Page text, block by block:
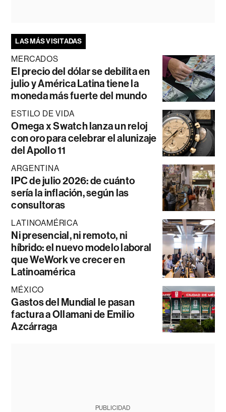
LAS MÁS VISITADAS
MERCADOS
El precio del dólar se debilita en
julio y América Latina tiene la
moneda más fuerte del mundo
ESTILO DE VIDA
Omega x Swatch lanza un reloj
con oro para celebrar el alunizaje
del Apollo 11
ARGENTINA
IPC de julio 2026: de cuánto
sería la inflación, según las
consultoras
LATINOAMÉRICA
Ni presencial, ni remoto, ni
híbrido: el nuevo modelo laboral
que WeWork ve crecer en
Latinoamérica
MÉXICO
Gastos del Mundial le pasan
factura a Ollamani de Emilio
Azcárraga
PUBLICIDAD